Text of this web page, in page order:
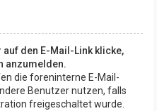
auf den E-Mail-Link klicke,
anzumelden.
die foreninterne E-Mail-
Benutzer nutzen, falls
freigeschaltet wurde.